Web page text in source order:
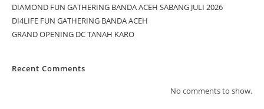
DIAMOND FUN GATHERING BANDA ACEH SABANG JULI 2026
DI4LIFE FUN GATHERING BANDA ACEH
GRAND OPENING DC TANAH KARO
Recent Comments
No comments to show.